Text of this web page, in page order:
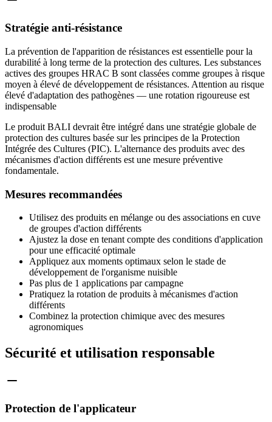
Stratégie anti-résistance
La prévention de l'apparition de résistances est essentielle pour la
durabilité à long terme de la protection des cultures. Les substances
actives des groupes HRAC B sont classées comme groupes à risque
moyen à élevé de développement de résistances. Attention au risque
élevé d'adaptation des pathogènes — une rotation rigoureuse est
indispensable
Le produit BALI devrait être intégré dans une stratégie globale de
protection des cultures basée sur les principes de la Protection
Intégrée des Cultures (PIC). L'alternance des produits avec des
mécanismes d'action différents est une mesure préventive
fondamentale.
Mesures recommandées
Utilisez des produits en mélange ou des associations en cuve
de groupes d'action différents
Ajustez la dose en tenant compte des conditions d'application
pour une efficacité optimale
Appliquez aux moments optimaux selon le stade de
développement de l'organisme nuisible
Pas plus de 1 applications par campagne
Pratiquez la rotation de produits à mécanismes d'action
différents
Combinez la protection chimique avec des mesures
agronomiques
Sécurité et utilisation responsable
Protection de l'applicateur